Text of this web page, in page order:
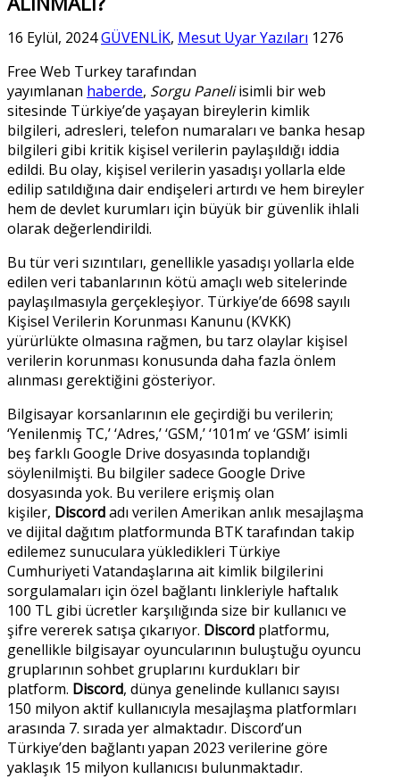
16 Eylül, 2024GÜVENLİK, Mesut Uyar Yazıları 1276
Free Web Turkey tarafından
yayımlanan haberde, Sorgu Paneliisimli bir web
sitesinde Türkiye’de yaşayan bireylerin kimlik
bilgileri, adresleri, telefon numaraları ve banka hesap
bilgileri gibi kritik kişisel verilerin paylaşıldığı iddia
edildi. Bu olay, kişisel verilerin yasadışı yollarla elde
edilip satıldığına dair endişeleri artırdı ve hem bireyler
hem de devlet kurumları için büyük bir güvenlik ihlali
olarak değerlendirildi.
Bu tür veri sızıntıları, genellikle yasadışı yollarla elde
edilen veri tabanlarının kötü amaçlı web sitelerinde
paylaşılmasıyla gerçekleşiyor. Türkiye’de 6698 sayılı
Kişisel Verilerin Korunması Kanunu (KVKK)
yürürlükte olmasına rağmen, bu tarz olaylar kişisel
verilerin korunması konusunda daha fazla önlem
alınması gerektiğini gösteriyor.
Bilgisayar korsanlarının ele geçirdiği bu verilerin;
‘Yenilenmiş TC,’ ‘Adres,’ ‘GSM,’ ‘101m’ ve ‘GSM’ isimli
beş farklı Google Drive dosyasında toplandığı
söylenilmişti. Bu bilgiler sadece Google Drive
dosyasında yok. Bu verilere erişmiş olan
kişiler, Discordadı verilen Amerikan anlık mesajlaşma
ve dijital dağıtım platformunda BTK tarafından takip
edilemez sunuculara yükledikleri Türkiye
Cumhuriyeti Vatandaşlarına ait kimlik bilgilerini
sorgulamaları için özel bağlantı linkleriyle haftalık
100 TL gibi ücretler karşılığında size bir kullanıcı ve
şifre vererek satışa çıkarıyor. Discord platformu,
genellikle bilgisayar oyuncularının buluştuğu oyuncu
gruplarının sohbet gruplarını kurdukları bir
platform. Discord, dünya genelinde kullanıcı sayısı
150 milyon aktif kullanıcıyla mesajlaşma platformları
arasında 7. sırada yer almaktadır. Discord’un
Türkiye’den bağlantı yapan 2023 verilerine göre
yaklaşık 15 milyon kullanıcısı bulunmaktadır.